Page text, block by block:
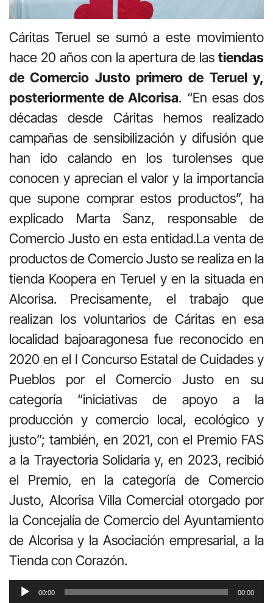
Cáritas Teruel se sumó a este movimiento
hace 20 años con la apertura de las tiendas
de Comercio Justo primero de Teruel y,
posteriormente deAlcorisa. “En esas dos
décadas desde Cáritas hemos realizado
campañas de sensibilización y difusión que
han ido calando en los turolenses que
conocen y aprecian el valor y la importancia
que supone comprar estos productos”, ha
explicado Marta Sanz, responsable de
Comercio Justo en esta entidad.La venta de
productos de Comercio Justo se realiza en la
tienda Koopera en Teruel y en la situada en
Alcorisa. Precisamente, el trabajo que
realizan los voluntarios de Cáritas en esa
localidad bajoaragonesa fue reconocido en
2020 en el I Concurso Estatal de Cuidades y
Pueblos por el Comercio Justo en su
categoría “iniciativas de apoyo a la
producción y comercio local, ecológico y
justo”; también, en 2021, con el Premio FAS
a la Trayectoria Solidaria y, en 2023, recibió
el Premio, en la categoría de Comercio
Justo, Alcorisa Villa Comercial otorgado por
la Concejalía de Comercio del Ayuntamiento
de Alcorisa y la Asociación empresarial, a la
Tienda con Corazón.
Reproductor
00:00 00:00